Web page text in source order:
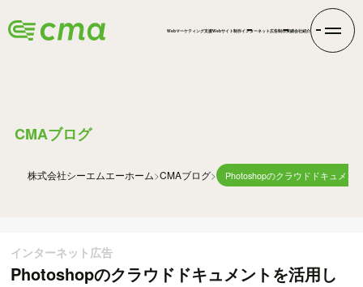
Webマーケティング支援Webサイト制作インターネット広告制作実績会社紹介
CMAブログ
株式会社シーエムエーホーム CMAブログ Photoshopのクラウドドキュメン
インターネット広告
Photoshopのクラウドドキュメントを活用し